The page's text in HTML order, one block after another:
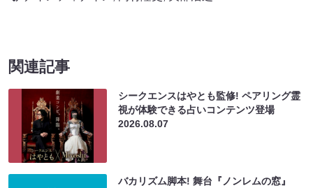
関連記事
シークエンスはやとも監修! ペアリング霊
視が体験できる占いコンテンツ登場
2026.08.07
バカリズム脚本! 舞台『ノンレムの窓』